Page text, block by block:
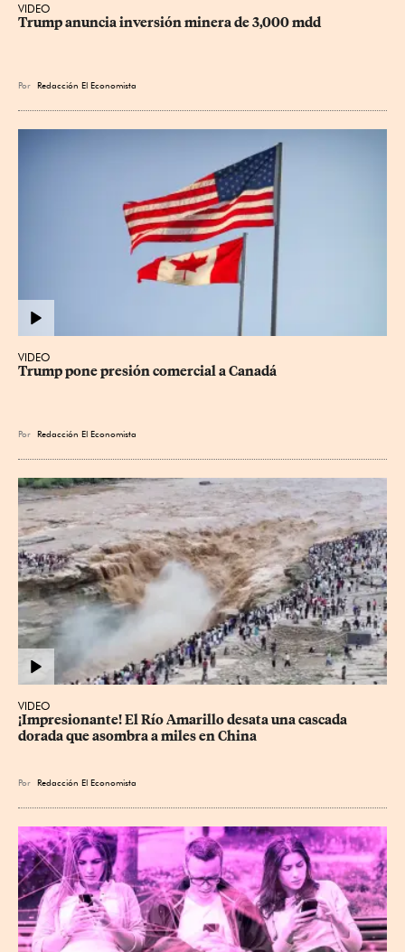
VIDEO
Trump anuncia inversión minera de 3,000 mdd
Por Redacción El Economista
VIDEO
Trump pone presión comercial a Canadá
Por Redacción El Economista
VIDEO
¡Impresionante! El Río Amarillo desata una cascada
dorada que asombra a miles en China
Por Redacción El Economista